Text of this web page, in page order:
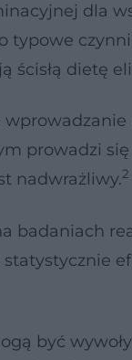
dla
typowe
ścisłą dietę
prowadzi
nadwrażliwy.2
badaniach
być